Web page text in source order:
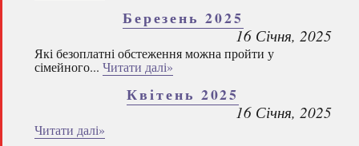
Березень 2025
16 Січня, 2025
Які безоплатні обстеження можна пройти у
сімейного... Читати далі»
Квітень 2025
16 Січня, 2025
Читати далі»